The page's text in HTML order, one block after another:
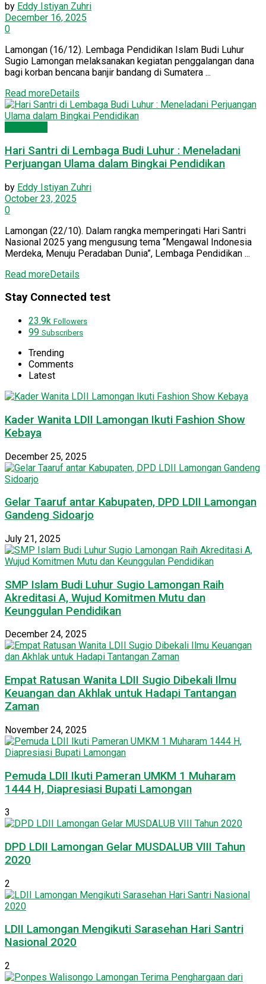
by Eddy Istiyan Zuhri
December 16, 2025
0
Lamongan (16/12). Lembaga Pendidikan Islam Budi Luhur
Sugio Lamongan melaksanakan kegiatan penggalangan dana
bagi korban bencana banjir bandang di Sumatera ...
Read moreDetails
Hari Santri di Lembaga Budi Luhur : Meneladani
Perjuangan Ulama dalam Bingkai Pendidikan
by Eddy Istiyan Zuhri
October 23, 2025
0
Lamongan (22/10). Dalam rangka memperingati Hari Santri
Nasional 2025 yang mengusung tema “Mengawal Indonesia
Merdeka, Menuju Peradaban Dunia”, Lembaga Pendidikan ...
Read moreDetails
Stay Connected test
23.9k Followers
99 Subscribers
Trending
Comments
Latest
Kader Wanita LDII Lamongan Ikuti Fashion Show
Kebaya
December 25, 2025
Gelar Taaruf antar Kabupaten, DPD LDII Lamongan
Gandeng Sidoarjo
July 21, 2025
SMP Islam Budi Luhur Sugio Lamongan Raih
Akreditasi A, Wujud Komitmen Mutu dan
Keunggulan Pendidikan
December 24, 2025
Empat Ratusan Wanita LDII Sugio Dibekali Ilmu
Keuangan dan Akhlak untuk Hadapi Tantangan
Zaman
November 24, 2025
Pemuda LDII Ikuti Pameran UMKM 1 Muharam
1444 H, Diapresiasi Bupati Lamongan
3
DPD LDII Lamongan Gelar MUSDALUB VIII Tahun
2020
2
LDII Lamongan Mengikuti Sarasehan Hari Santri
Nasional 2020
2